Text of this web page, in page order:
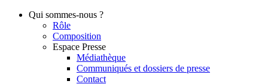
Qui sommes-nous ?
Rôle
Composition
Espace Presse
Médiathèque
Communiqués et dossiers de presse
Contact